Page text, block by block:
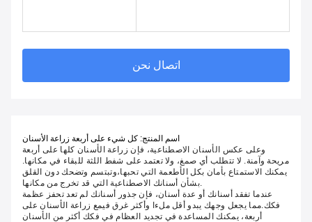
اتصال نحن
اسم المنتج: كل شيء على أربعة زراعة الأسنان
وعلى عكس الأسنان الاصطناعية، فإن زراعة الأسنان كلها على أربعة
مريحة وآمنة. لا تتطلب أي صمغ، ولا تعتمد على شفط اللثة للبقاء في مكانها.
يمكنك الاستمتاع بأمان بكل الأطعمة التي تحبها،وتبتسم وتضحك دون القلق
بشأن أسنانك الاصطناعية التي قد تخرج من مكانها.
عندما تفقد أسنانك أو عدة أسنان، فإن جذور أسنانك لم تعد تحفز عظمة
فكك.مما يجعل وجهك يبدو أقل ملءا وأكثر غرق فيمع زراعة الأسنان على
أربعة، يمكنك المساعدة في تجديد العظام في فكك أكثر من الأسنان